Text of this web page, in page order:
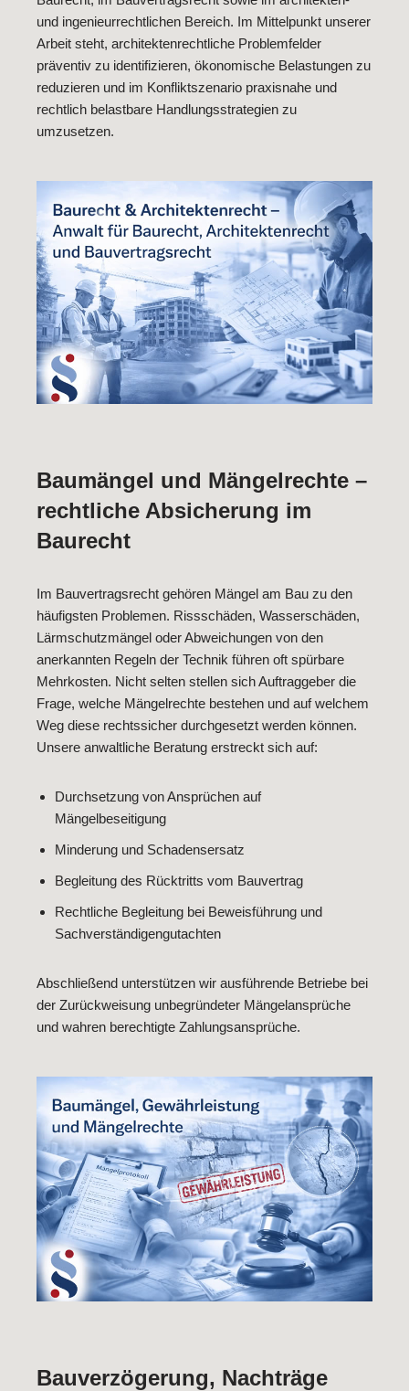
und ingenieurrechtlichen Bereich. Im Mittelpunkt unserer
Arbeit steht, architektenrechtliche Problemfelder
präventiv zu identifizieren, ökonomische Belastungen zu
reduzieren und im Konfliktszenario praxisnahe und
rechtlich belastbare Handlungsstrategien zu
umzusetzen.
Baumängel und Mängelrechte –
rechtliche Absicherung im
Baurecht
Im Bauvertragsrecht gehören Mängel am Bau zu den
häufigsten Problemen. Rissschäden, Wasserschäden,
Lärmschutzmängel oder Abweichungen von den
anerkannten Regeln der Technik führen oft spürbare
Mehrkosten. Nicht selten stellen sich Auftraggeber die
Frage, welche Mängelrechte bestehen und auf welchem
Weg diese rechtssicher durchgesetzt werden können.
Unsere anwaltliche Beratung erstreckt sich auf:
Durchsetzung von Ansprüchen auf
Mängelbeseitigung
Minderung und Schadensersatz
Begleitung des Rücktritts vom Bauvertrag
Rechtliche Begleitung bei Beweisführung und
Sachverständigengutachten
Abschließend unterstützen wir ausführende Betriebe bei
der Zurückweisung unbegründeter Mängelansprüche
und wahren berechtigte Zahlungsansprüche.
Bauverzögerung, Nachträge